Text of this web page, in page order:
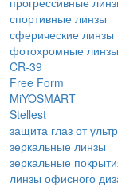
спортивные линзы
сферические линзы
фотохромные линзы
CR-39
Free Form
MiYOSMART
Stellest
защита глаз от
зеркальные линзы
зеркальные
линзы офисного